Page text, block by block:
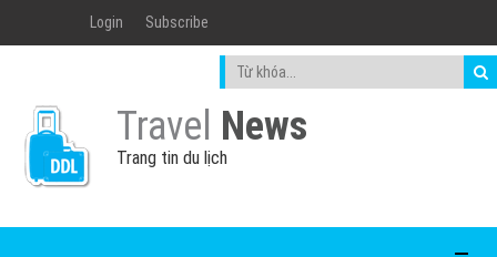
Login Subscribe
Travel News
Trang tin du lịch